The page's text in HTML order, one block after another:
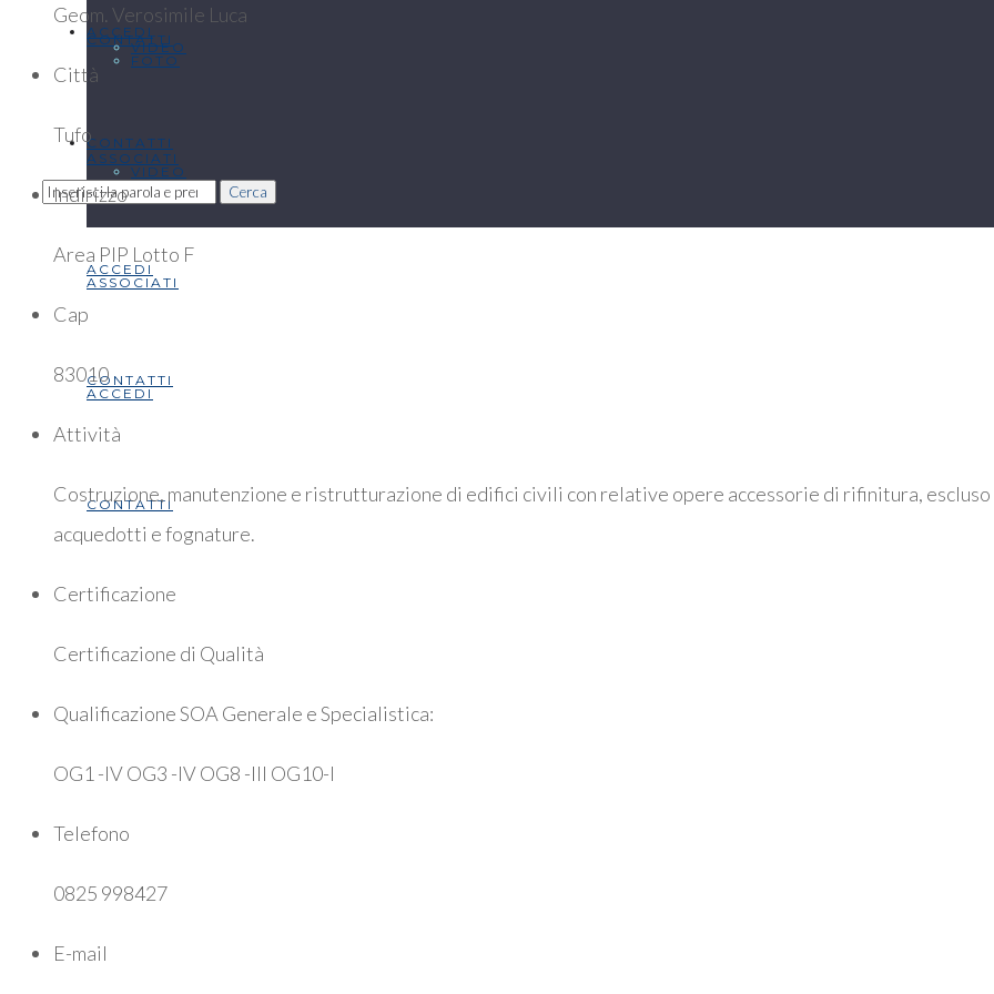
ACCEDI
CONTATTI
CONTATTI
Cerca
VIDEO
ASSOCIATI
ACCEDI
CONTATTI
FOTO
VIDEO
ASSOCIATI
ACCEDI
CONTATTI
Geom. Verosimile Luca
Città
Tufo
Indirizzo
Area PIP Lotto F
Cap
83010
Attività
Costruzione, manutenzione e ristrutturazione di edifici civili con relative opere accessorie di rifinitura,
acquedotti e fognature.
Certificazione
Certificazione di Qualità
Qualificazione SOA Generale e Specialistica:
OG1 -IV OG3 -IV OG8 -III OG10-I
Telefono
0825 998427
E-mail